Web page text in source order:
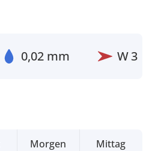
0,02 mm W3
Morgen Mittag